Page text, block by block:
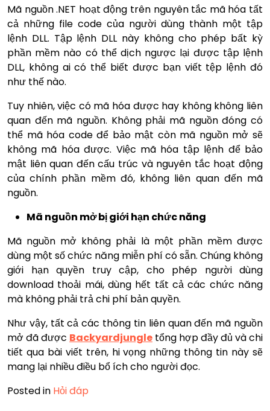
Mã nguồn .NET hoạt động trên nguyên tắc mã hóa tất
cả những file code của người dùng thành một tập
lệnh DLL. Tập lệnh DLL này không cho phép bất kỳ
phần mềm nào có thể dịch ngược lại được tập lệnh
DLL, không ai có thể biết được bạn viết tệp lệnh đó
như thế nào.
Tuy nhiên, việc có mã hóa được hay không không liên
quan đến mã nguồn. Không phải mã nguồn đóng có
thể mã hóa code để bảo mật còn mã nguồn mở sẽ
không mã hóa được. Việc mã hóa tập lệnh để bảo
mật liên quan đến cấu trúc và nguyên tắc hoạt động
của chính phần mềm đó, không liên quan đến mã
nguồn.
Mã nguồn mở bị giới hạn chức năng
Mã nguồn mở không phải là một phần mềm được
dùng một số chức năng miễn phí có sẵn. Chúng không
giới hạn quyền truy cập, cho phép người dùng
download thoải mái, dùng hết tất cả các chức năng
mà không phải trả chi phí bản quyền.
Như vậy, tất cả các thông tin liên quan đến mã nguồn
mở đã được Backyardjungle tổng hợp đầy đủ và chi
tiết qua bài viết trên, hi vọng những thông tin này sẽ
mang lại nhiều điều bổ ích cho người đọc.
Posted in Hỏi đáp